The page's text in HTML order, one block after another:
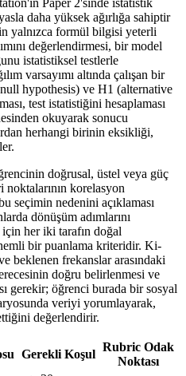
daha yüksek ağırlığa sahiptir
yalnızca formül bilgisi yeterli
değerlendirmesi, bir model
istatistiksel testlerle
varsayımı altında çalışan bir
hypothesis) ve H1 (alternative
test istatistiğini hesaplaması
okuyarak sonucu
herhangi birinin eksikliği,
doğrusal, üstel veya güç
korelasyon
seçimin nedenini açıklaması
dönüşüm adımlarını
her iki tarafın doğal
bir puanlama kriteridir. Ki-
beklenen frekanslar arasındaki
doğru belirlenmesi ve
gerekir; öğrenci burada bir sosyal
veriyi yorumlayarak,
değerlendirir.
Gerekli Koşul
Rubric Odak
Noktası